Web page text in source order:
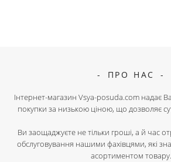
ПРО НАС
Інтернет-магазин Vsya-posuda.com надає
покупки за низькою ціною, що дозволяє
Ви заощаджуєте не тільки гроші, а й час
обслуговування нашими фахівцями, які
асортиментом товару.